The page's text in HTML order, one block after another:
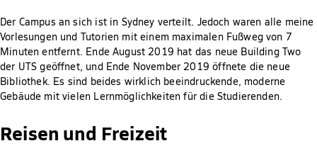
Der Campus an sich ist in Sydney verteilt. Jedoch waren alle meine
Vorlesungen und Tutorien mit einem maximalen Fußweg von 7
Minuten entfernt. Ende August 2019 hat das neue Building Two
der UTS geöffnet, und Ende November 2019 öffnete die neue
Bibliothek. Es sind beides wirklich beeindruckende, moderne
Gebäude mit vielen Lernmöglichkeiten für die Studierenden.
Reisen und Freizeit